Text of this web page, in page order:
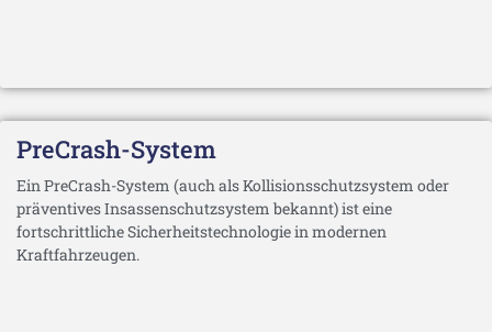
PreCrash-System
Ein PreCrash-System (auch als Kollisionsschutzsystem oder
präventives Insassenschutzsystem bekannt) ist eine
fortschrittliche Sicherheitstechnologie in modernen
Kraftfahrzeugen.